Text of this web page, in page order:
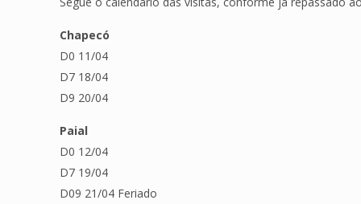
Chapecó
D0 11/04
D7 18/04
D9 20/04
Paial
D0 12/04
D7 19/04
D09 21/04 Feriado